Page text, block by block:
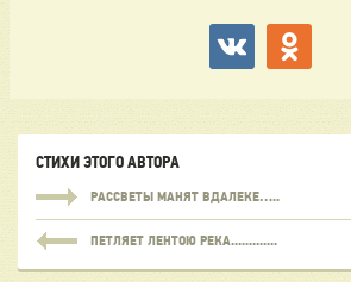
СТИХИ ЭТОГО АВТОРА
РАССВЕТЫ МАНЯТ ВДАЛЕКЕ…..
ПЕТЛЯЕТ ЛЕНТОЮ РЕКА.............